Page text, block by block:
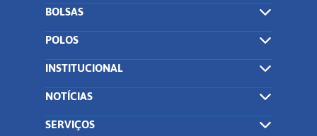
BOLSAS
POLOS
INSTITUCIONAL
NOTÍCIAS
SERVIÇOS